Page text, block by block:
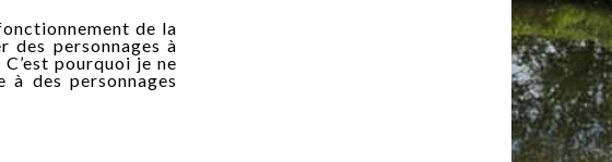
de la
des personnages à
pourquoi je ne
des personnages